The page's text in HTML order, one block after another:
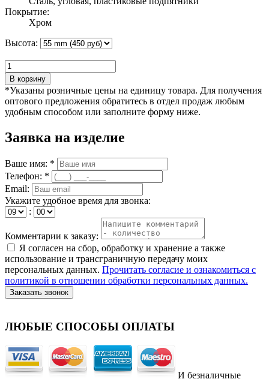
Покрытие:
Хром
Высота:
В корзину
*Указаны розничные цены на единицу товара. Для получения
оптового предложения обратитесь в отдел продаж любым
удобным способом или заполните форму ниже.
Заявка на изделие
Ваше имя: *
Телефон: *
Email:
Укажите удобное время для звонка:
:
Комментарии к заказу:
Я согласен на сбор, обработку и хранение а также
использование и трансграничную передачу моих
персональных данных. Прочитать согласие и ознакомиться с
политикой в отношении обработки персональных данных.
Заказать звонок
ЛЮБЫЕ СПОСОБЫ ОПЛАТЫ
И безналичные